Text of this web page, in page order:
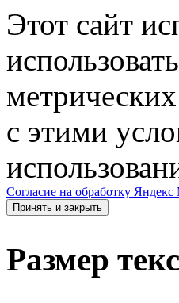
Этот сайт
с этими
Согласие на обработку
Принять и закрыть
Размер